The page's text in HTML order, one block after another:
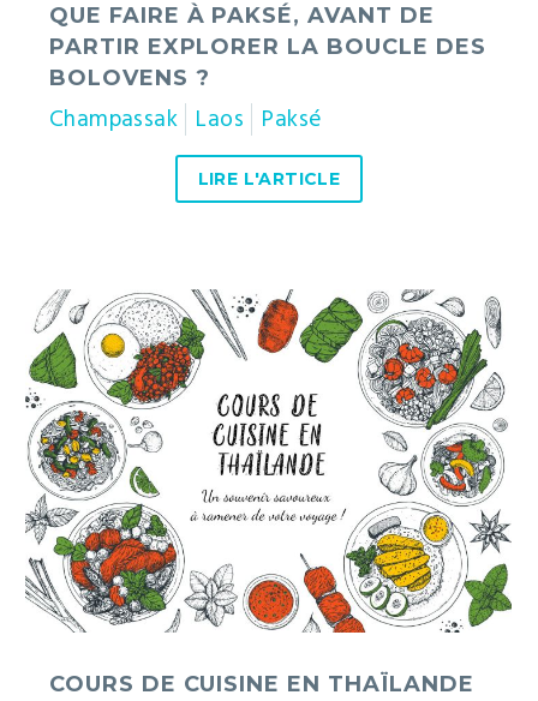
QUE FAIRE À PAKSÉ, AVANT DE
PARTIR EXPLORER LA BOUCLE DES
BOLOVENS ?
Champassak Laos Paksé
LIRE L'ARTICLE
Cours
de
cuisine
en
Thaïlande
:
pourquoi
et
où
tenter
l’expérience
COURS DE CUISINE EN THAÏLANDE